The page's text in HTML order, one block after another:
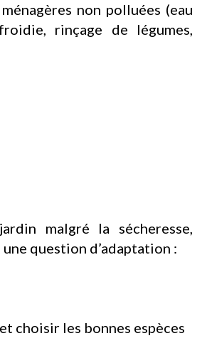
non polluées (eau
rinçage de légumes,
malgré la sécheresse,
question d’adaptation :
choisir les bonnes espèces